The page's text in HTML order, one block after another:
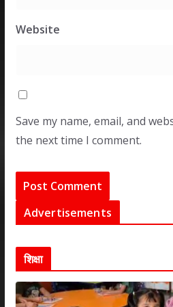
Website
Save my name, email, and
the next time I comment.
Advertisements
शिक्षा